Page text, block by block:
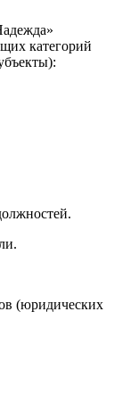
категорий
(юридических